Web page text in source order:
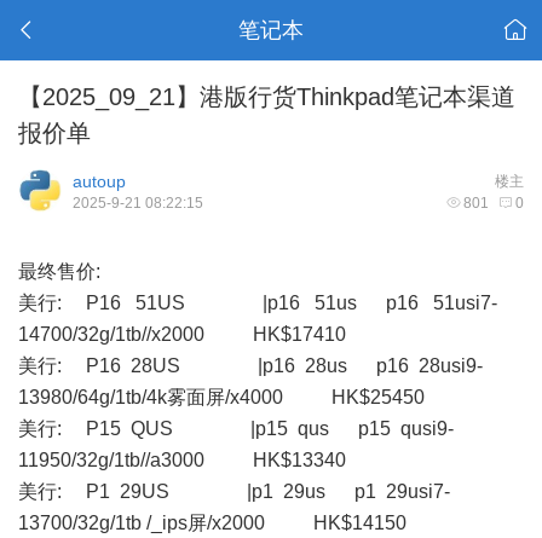
笔记本
【2025_09_21】港版行货Thinkpad笔记本渠道
报价单
楼主
autoup
801 0
2025-9-21 08:22:15
最终售价:
美行: P16 51US |p16 51us p16 51usi7-
14700/32g/1tb//x2000 HK$17410
美行: P16 28US |p16 28us p16 28usi9-
13980/64g/1tb/4k雾面屏/x4000 HK$25450
美行: P15 QUS |p15 qus p15 qusi9-
11950/32g/1tb//a3000 HK$13340
美行: P1 29US |p1 29us p1 29usi7-
13700/32g/1tb /_ips屏/x2000 HK$14150